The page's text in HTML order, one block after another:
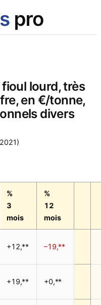
fioul lourd, très
en €/tonne,
divers
%
3
mois
%
12
mois
+12,** –19,**
+19,** +0,**